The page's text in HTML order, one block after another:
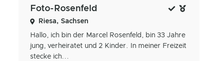
Foto-Rosenfeld
Riesa, Sachsen
Hallo, ich bin der Marcel Rosenfeld, bin 33 Jahre
jung, verheiratet und 2 Kinder. In meiner Freizeit
stecke ich...